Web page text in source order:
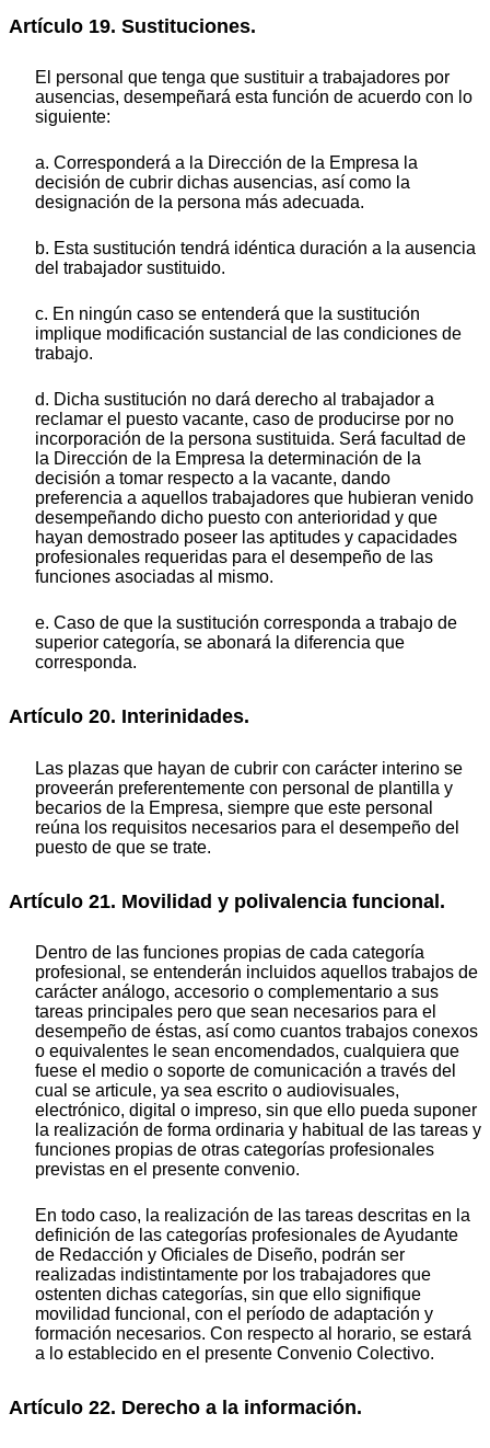
Artículo 19. Sustituciones.
El personal que tenga que sustituir a trabajadores por
ausencias, desempeñará esta función de acuerdo con lo
siguiente:
a. Corresponderá a la Dirección de la Empresa la
decisión de cubrir dichas ausencias, así como la
designación de la persona más adecuada.
b. Esta sustitución tendrá idéntica duración a la ausencia
del trabajador sustituido.
c. En ningún caso se entenderá que la sustitución
implique modificación sustancial de las condiciones de
trabajo.
d. Dicha sustitución no dará derecho al trabajador a
reclamar el puesto vacante, caso de producirse por no
incorporación de la persona sustituida. Será facultad de
la Dirección de la Empresa la determinación de la
decisión a tomar respecto a la vacante, dando
preferencia a aquellos trabajadores que hubieran venido
desempeñando dicho puesto con anterioridad y que
hayan demostrado poseer las aptitudes y capacidades
profesionales requeridas para el desempeño de las
funciones asociadas al mismo.
e. Caso de que la sustitución corresponda a trabajo de
superior categoría, se abonará la diferencia que
corresponda.
Artículo 20. Interinidades.
Las plazas que hayan de cubrir con carácter interino se
proveerán preferentemente con personal de plantilla y
becarios de la Empresa, siempre que este personal
reúna los requisitos necesarios para el desempeño del
puesto de que se trate.
Artículo 21. Movilidad y polivalencia funcional.
Dentro de las funciones propias de cada categoría
profesional, se entenderán incluidos aquellos trabajos de
carácter análogo, accesorio o complementario a sus
tareas principales pero que sean necesarios para el
desempeño de éstas, así como cuantos trabajos conexos
o equivalentes le sean encomendados, cualquiera que
fuese el medio o soporte de comunicación a través del
cual se articule, ya sea escrito o audiovisuales,
electrónico, digital o impreso, sin que ello pueda suponer
la realización de forma ordinaria y habitual de las tareas y
funciones propias de otras categorías profesionales
previstas en el presente convenio.
En todo caso, la realización de las tareas descritas en la
definición de las categorías profesionales de Ayudante
de Redacción y Oficiales de Diseño, podrán ser
realizadas indistintamente por los trabajadores que
ostenten dichas categorías, sin que ello signifique
movilidad funcional, con el período de adaptación y
formación necesarios. Con respecto al horario, se estará
a lo establecido en el presente Convenio Colectivo.
Artículo 22. Derecho a la información.